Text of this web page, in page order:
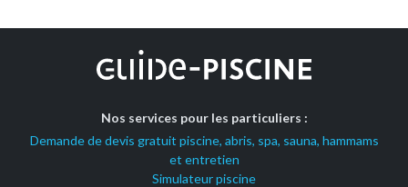
Nos services pour les particuliers :
Demande de devis gratuit piscine, abris, spa, sauna, hammams
et entretien
Simulateur piscine